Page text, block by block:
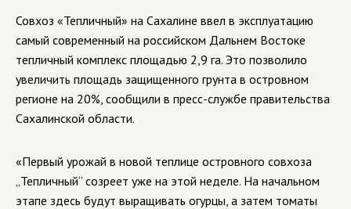
Совхоз «Тепличный» на Сахалине ввел в эксплуатацию
самый современный на российском Дальнем Востоке
тепличный комплекс площадью 2,9 га. Это позволило
увеличить площадь защищенного грунта в островном
регионе на 20%, сообщили в пресс-службе правительства
Сахалинской области.
«Первый урожай в новой теплице островного совхоза
„Тепличный“ созреет уже на этой неделе. На начальном
этапе здесь будут выращивать огурцы, а затем томаты